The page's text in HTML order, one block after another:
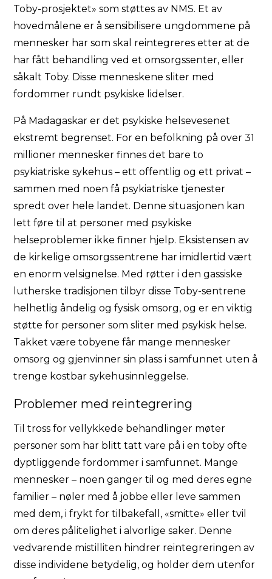
Toby-prosjektet» som støttes av NMS. Et av
hovedmålene er å sensibilisere ungdommene på
mennesker har som skal reintegreres etter at de
har fått behandling ved et omsorgssenter, eller
såkalt Toby. Disse menneskene sliter med
fordommer rundt psykiske lidelser.
På Madagaskar er det psykiske helsevesenet
ekstremt begrenset. For en befolkning på over 31
millioner mennesker finnes det bare to
psykiatriske sykehus – ett offentlig og ett privat –
sammen med noen få psykiatriske tjenester
spredt over hele landet. Denne situasjonen kan
lett føre til at personer med psykiske
helseproblemer ikke finner hjelp. Eksistensen av
de kirkelige omsorgssentrene har imidlertid vært
en enorm velsignelse. Med røtter i den gassiske
lutherske tradisjonen tilbyr disse Toby-sentrene
helhetlig åndelig og fysisk omsorg, og er en viktig
støtte for personer som sliter med psykisk helse.
Takket være tobyene får mange mennesker
omsorg og gjenvinner sin plass i samfunnet uten å
trenge kostbar sykehusinnleggelse.
Problemer med reintegrering
Til tross for vellykkede behandlinger møter
personer som har blitt tatt vare på i en toby ofte
dyptliggende fordommer i samfunnet. Mange
mennesker – noen ganger til og med deres egne
familier – nøler med å jobbe eller leve sammen
med dem, i frykt for tilbakefall, «smitte» eller tvil
om deres pålitelighet i alvorlige saker. Denne
vedvarende mistilliten hindrer reintegreringen av
disse individene betydelig, og holder dem utenfor